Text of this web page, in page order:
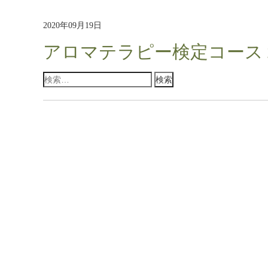
2020年09月19日
アロマテラピー検定コース
検